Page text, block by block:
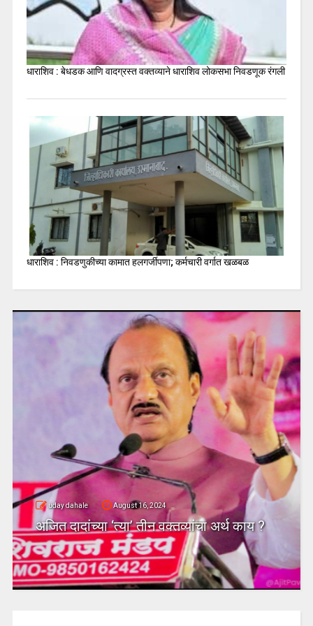
धाराशिव : बेधडक आणि वादग्रस्त वक्तव्याने धाराशिव लोकसभा निवडणूक रंगली
धाराशिव : निवडणुकीच्या कामात हलगर्जीपणा; कर्मचारी वर्गात खळबळ
uday dahale August 16, 2024
अजित दादांच्या ‘त्या’ तीन वक्तव्यांचा अर्थ काय ?